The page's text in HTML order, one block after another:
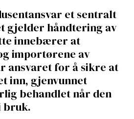
et sentralt
gjelder håndtering av
innebærer at
importørene av
ansvaret for å sikre at
inn, gjenvunnet
behandlet når den
bruk.